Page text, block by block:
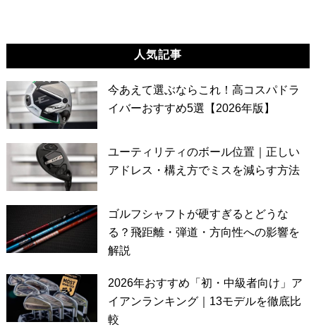
人気記事
今あえて選ぶならこれ！高コスパドラ
イバーおすすめ5選【2026年版】
ユーティリティのボール位置｜正しい
アドレス・構え方でミスを減らす方法
ゴルフシャフトが硬すぎるとどうな
る？飛距離・弾道・方向性への影響を
解説
2026年おすすめ「初・中級者向け」ア
イアンランキング｜13モデルを徹底比
較